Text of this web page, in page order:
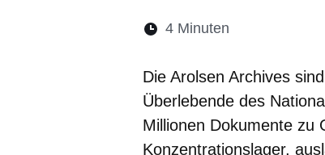
Lesedauer:
4 Minuten
Die Arolsen Archives
Überlebende des
Millionen Dokumente zu
Konzentrationslager,